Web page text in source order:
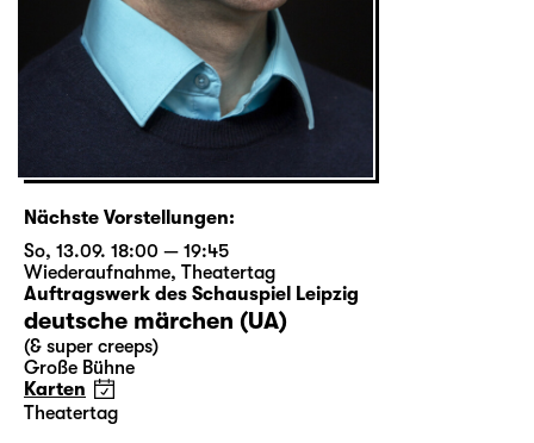
Nächste Vorstellungen:
So, 13.09. 18:00 — 19:45
Wiederaufnahme, Theatertag
Auftragswerk des Schauspiel Leipzig
deutsche märchen (UA)
(& super creeps)
Große Bühne
Karten
Theatertag